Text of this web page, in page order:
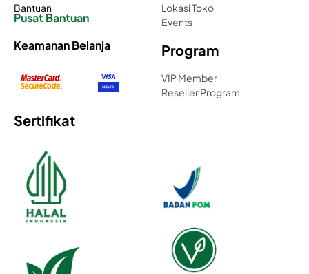
Bantuan
Pusat Bantuan
Keamanan Belanja
Lokasi Toko
Events
Program
VIP Member
Reseller Program
Sertifikat